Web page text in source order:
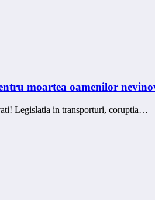
moartea oamenilor
Legislatia in transporturi, coruptia…